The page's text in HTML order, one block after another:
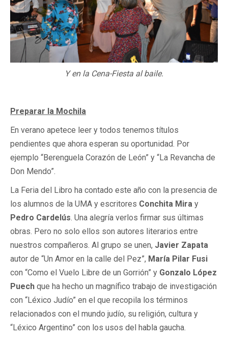
Y en la Cena-Fiesta al baile.
Preparar la Mochila
En verano apetece leer y todos tenemos títulos
pendientes que ahora esperan su oportunidad. Por
ejemplo “Berenguela Corazón de León” y “La Revancha de
Don Mendo”.
La Feria del Libro ha contado este año con la presencia de
los alumnos de la UMA y escritores Conchita Mira y
Pedro Cardelús. Una alegría verlos firmar sus últimas
obras. Pero no solo ellos son autores literarios entre
nuestros compañeros. Al grupo se unen, Javier Zapata
autor de “Un Amor en la calle del Pez”, María Pilar Fusi
con “Como el Vuelo Libre de un Gorrión” y Gonzalo López
Puech que ha hecho un magnífico trabajo de investigación
con “Léxico Judío” en el que recopila los términos
relacionados con el mundo judío, su religión, cultura y
“Léxico Argentino” con los usos del habla gaucha.